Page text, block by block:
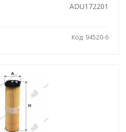
ADU172201
Код: 94520-6